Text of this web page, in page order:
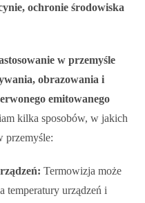
ochronie środowiska
w przemyśle
obrazowania i
emitowanego
kilka sposobów, w jakich
przemyśle:
Termowizja może
temperatury urządzeń i